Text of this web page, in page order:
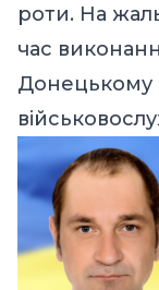
роти. На
час
Донецькому